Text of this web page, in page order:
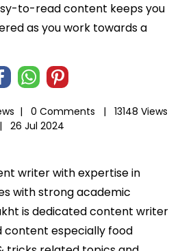
to-read content keeps you
as you work towards a
| 0 Comments |
13148 Views
|
26 Jul 2024
writer with expertise in
with strong academic
is dedicated content writer
content especially food